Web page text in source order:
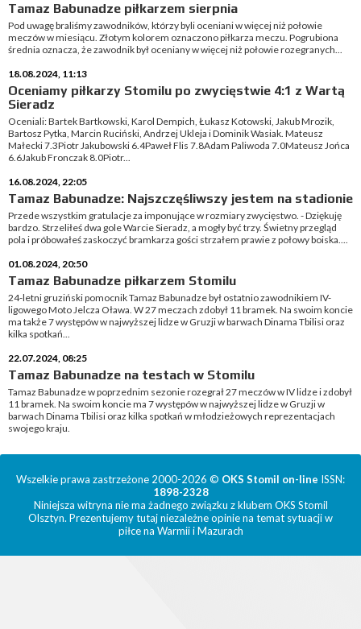
Tamaz Babunadze piłkarzem sierpnia
Pod uwagę braliśmy zawodników, którzy byli oceniani w więcej niż połowie
meczów w miesiącu. Złotym kolorem oznaczono piłkarza meczu. Pogrubiona
średnia oznacza, że zawodnik był oceniany w więcej niż połowie rozegranych...
18.08.2024, 11:13
Oceniamy piłkarzy Stomilu po zwycięstwie 4:1 z Wartą
Sieradz
Oceniali: Bartek Bartkowski, Karol Dempich, Łukasz Kotowski, Jakub Mrozik,
Bartosz Pytka, Marcin Ruciński, Andrzej Ukleja i Dominik Wasiak. Mateusz
Małecki 7.3Piotr Jakubowski 6.4Paweł Flis 7.8Adam Paliwoda 7.0Mateusz Jońca
6.6Jakub Fronczak 8.0Piotr...
16.08.2024, 22:05
Tamaz Babunadze: Najszczęśliwszy jestem na stadionie
Przede wszystkim gratulacje za imponujące w rozmiary zwycięstwo. - Dziękuję
bardzo. Strzeliłeś dwa gole Warcie Sieradz, a mogły być trzy. Świetny przegląd
pola i próbowałeś zaskoczyć bramkarza gości strzałem prawie z połowy boiska....
01.08.2024, 20:50
Tamaz Babunadze piłkarzem Stomilu
24-letni gruziński pomocnik Tamaz Babunadze był ostatnio zawodnikiem IV-
ligowego Moto Jelcza Oława. W 27 meczach zdobył 11 bramek. Na swoim koncie
ma także 7 występów w najwyższej lidze w Gruzji w barwach Dinama Tbilisi oraz
kilka spotkań...
22.07.2024, 08:25
Tamaz Babunadze na testach w Stomilu
Tamaz Babunadze w poprzednim sezonie rozegrał 27 meczów w IV lidze i zdobył
11 bramek. Na swoim koncie ma 7 występów w najwyższej lidze w Gruzji w
barwach Dinama Tbilisi oraz kilka spotkań w młodzieżowych reprezentacjach
swojego kraju.
Wszelkie prawa zastrzeżone 2000-2026 © OKS Stomil on-line ISSN:
1898-2328
Niniejsza witryna nie ma żadnego związku z klubem OKS Stomil
Olsztyn. Prezentujemy tutaj niezależne opinie na temat sytuacji w
piłce na Warmii i Mazurach